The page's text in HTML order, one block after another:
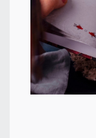
Обрядовые
Расходные
Готовые
Сундучок
Об авторе и
Наборы для
Гадание он-
Приложение
30
Предметы
Магические
Для алтаря